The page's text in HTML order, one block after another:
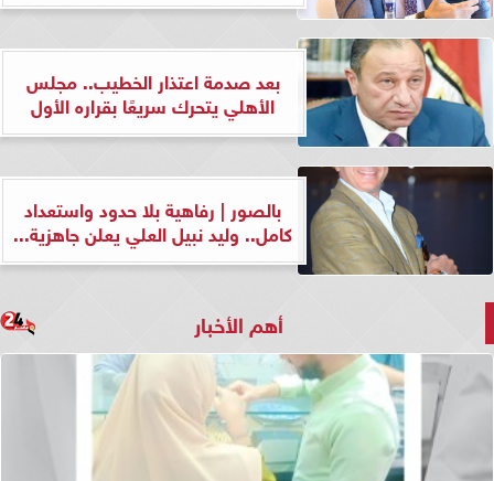
بعد صدمة اعتذار الخطيب.. مجلس
الأهلي يتحرك سريعًا بقراره الأول
بالصور | رفاهية بلا حدود واستعداد
كامل.. وليد نبيل العلي يعلن جاهزية...
أهم الأخبار